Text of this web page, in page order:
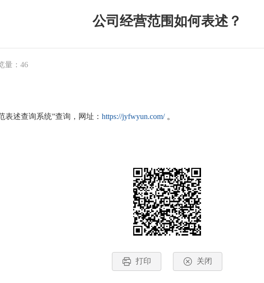
公司经营范围如何表述？
量： 46
表述查询系统”查询，网址： https://jyfwyun.com/ 。
打印 关闭